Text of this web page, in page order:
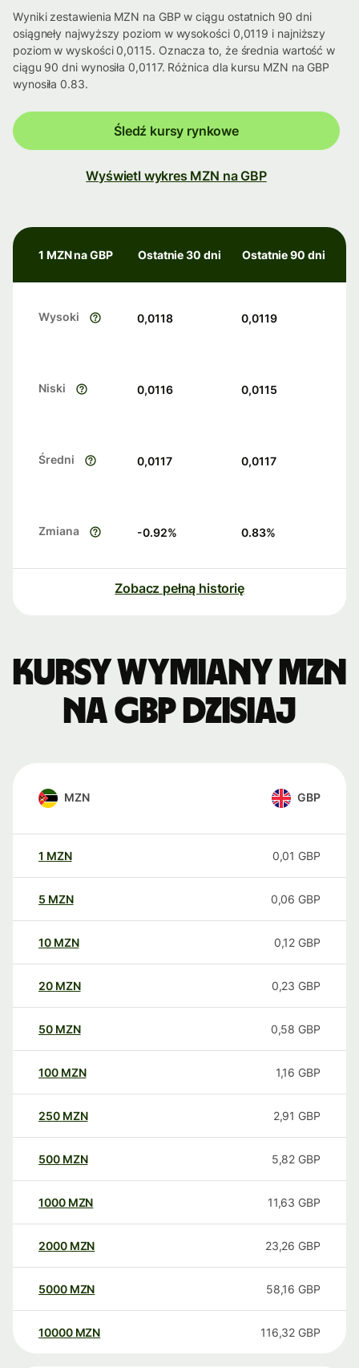
Wyniki zestawienia MZN na GBP w ciągu ostatnich 90 dni
osiągneły najwyższy poziom w wysokości 0,0119 i najniższy
poziom w wyskości 0,0115. Oznacza to, że średnia wartość w
ciągu 90 dni wynosiła 0,0117. Różnica dla kursu MZN na GBP
wynosiła 0.83.
Śledź kursy rynkowe
Wyświetl wykres MZN na GBP
1 MZN na GBP Ostatnie 30 dni Ostatnie 90 dni
Wysoki 0,0118 0,0119
Niski 0,0116 0,0115
Średni 0,0117 0,0117
Zmiana -0.92% 0.83%
Zobacz pełną historię
Kursy wymiany MZN
na GBP dzisiaj
MZN GBP
1 MZN 0,01 GBP
5 MZN 0,06 GBP
10 MZN 0,12 GBP
20 MZN 0,23 GBP
50 MZN 0,58 GBP
100 MZN 1,16 GBP
250 MZN 2,91 GBP
500 MZN 5,82 GBP
1000 MZN 11,63 GBP
2000 MZN 23,26 GBP
5000 MZN 58,16 GBP
10000 MZN 116,32 GBP